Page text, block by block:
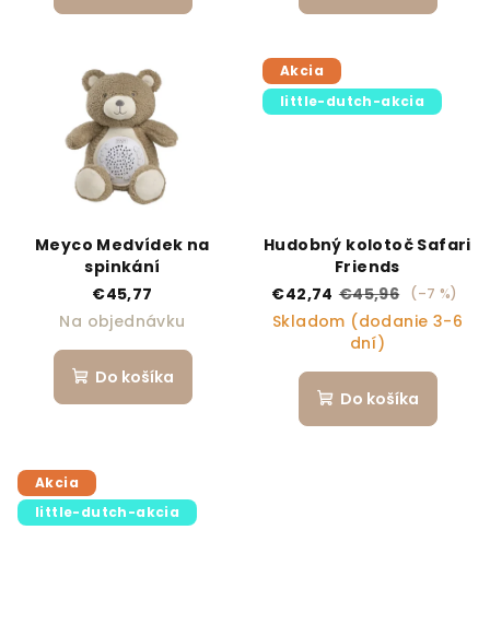
Meyco Medvídek na
spinkání
€45,77
Na objednávku
Do košíka
Akcia
little-dutch-akcia
Hudobný kolotoč Safari
Friends
€42,74 €45,96 (–7 %)
Skladom (dodanie 3-6
dní)
Do košíka
Akcia
little-dutch-akcia